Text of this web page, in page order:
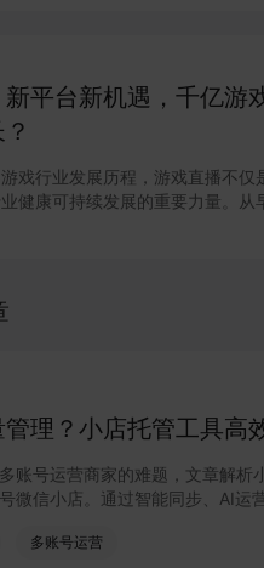
平台新机遇，千亿游
戏行业发展历程，游戏直播不仅
健康可持续发展的重要力量。从
人才投身其中。通过对行业发展
察，我们发现这一人群有着超出
综合娱乐平台强势入局游戏直播赛
戏直播行业的原有格局。
理？小店托管工具高
账号运营商家的难题，文章解析
微信小店。通过智能同步、AI运
多账号运营